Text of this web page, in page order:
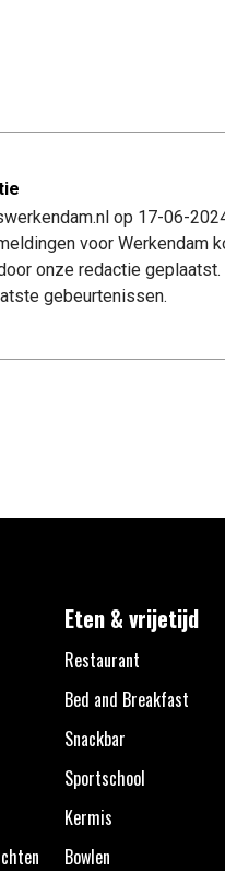
op 17-06-
voor Werkendam
onze redactie geplaatst.
gebeurtenissen.
Eten & vrijetijd
Restaurant
Bed and Breakfast
Snackbar
Sportschool
Kermis
Bowlen